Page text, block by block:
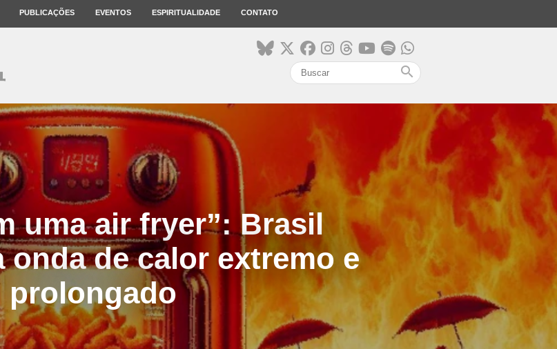
PUBLICAÇÕES EVENTOS ESPIRITUALIDADE CONTATO
search
uma air fryer”: Brasil
onda de calor extremo e
prolongado